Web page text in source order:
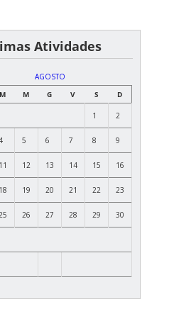
Atividades
AGOSTO
M M G V S D
1 2
5 6 7 8 9
11 12 13 14 15 16
18 19 20 21 22 23
26 27 28 29 30